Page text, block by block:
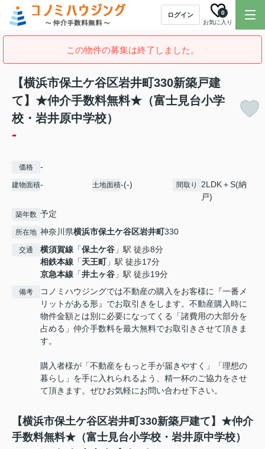
ログイン
お気に入り
0
この物件の募集は終了しました。
【横浜市保土ケ谷区岩井町330新築戸建
て】★仲介手数料無料★（富士見台小学
校・岩井原中学校）
-
価格 -
建物面積- 土地面積-(-) 間取り
2LDK＋S(納
戸)
築年数 予定
所在地 神奈川県横浜市保土ケ谷区岩井町330
交通 横須賀線 「保土ケ谷 」駅 徒歩8分
相鉄本線 「天王町」駅 徒歩17分
京急本線 「井土ヶ谷 」駅 徒歩19分
備考
コノミハウジングでは不動産の購入をお客様に『一番メ
リットがある形』でお取引きをします。不動産購入時に
物件金額とは別に必要になってくる「諸費用の大部分を
占める」仲介手数料を最大無料でお取引きさせて頂きま
す。
購入者様が「不動産をもっと手が届きやすく」「理想の
暮らし」を手に入れられるよう、精一杯のご協力をさせ
て頂きます。ぜひお気軽にお問い合わせ下さい。
【横浜市保土ケ谷区岩井町330新築戸建て】★仲介
手数料無料★（富士見台小学校・岩井原中学校）